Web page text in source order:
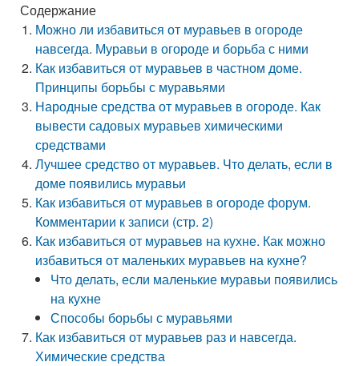
Содержание
Можно ли избавиться от муравьев в огороде
навсегда. Муравьи в огороде и борьба с ними
Как избавиться от муравьев в частном доме.
Принципы борьбы с муравьями
Народные средства от муравьев в огороде. Как
вывести садовых муравьев химическими
средствами
Лучшее средство от муравьев. Что делать, если в
доме появились муравьи
Как избавиться от муравьев в огороде форум.
Комментарии к записи (стр. 2)
Как избавиться от муравьев на кухне. Как можно
избавиться от маленьких муравьев на кухне?
Что делать, если маленькие муравьи появились
на кухне
Способы борьбы с муравьями
Как избавиться от муравьев раз и навсегда.
Химические средства